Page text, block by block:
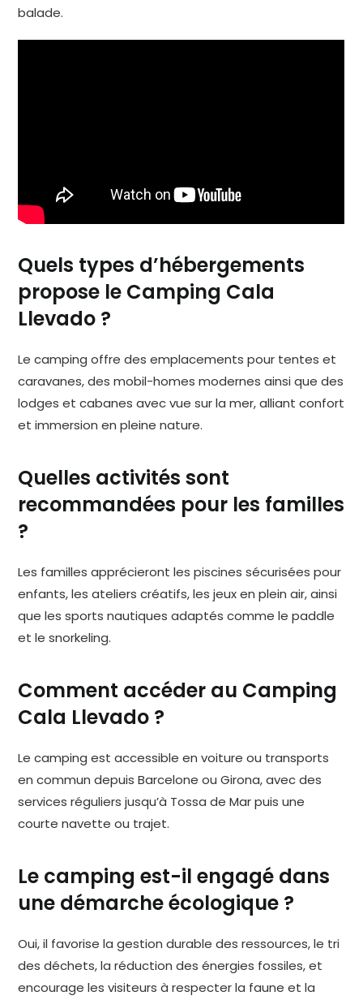
balade.
Quels types d’hébergements
propose le Camping Cala
Llevado ?
Le camping offre des emplacements pour tentes et
caravanes, des mobil-homes modernes ainsi que des
lodges et cabanes avec vue sur la mer, alliant confort
et immersion en pleine nature.
Quelles activités sont
recommandées pour les familles
?
Les familles apprécieront les piscines sécurisées pour
enfants, les ateliers créatifs, les jeux en plein air, ainsi
que les sports nautiques adaptés comme le paddle
et le snorkeling.
Comment accéder au Camping
Cala Llevado ?
Le camping est accessible en voiture ou transports
en commun depuis Barcelone ou Girona, avec des
services réguliers jusqu’à Tossa de Mar puis une
courte navette ou trajet.
Le camping est-il engagé dans
une démarche écologique ?
Oui, il favorise la gestion durable des ressources, le tri
des déchets, la réduction des énergies fossiles, et
encourage les visiteurs à respecter la faune et la